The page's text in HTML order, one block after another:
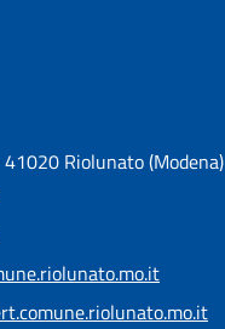
Riolunato (Modena)